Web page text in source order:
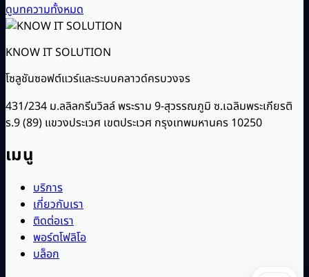
ดูบทความทั้งหมด
KNOW IT SOLUTION
โซลูชันซอฟต์แวร์และระบบคลาวด์ครบวงจร
431/234 ม.ลลิลกรีนวิลล์ พระราม 9-สุวรรณภูมิ ซ.เฉลิมพระเกียรติ
ร.9 (89) แขวงประเวศ เขตประเวศ กรุงเทพมหานคร 10250
เมนู
บริการ
เกี่ยวกับเรา
ติดต่อเรา
พอร์ตโฟลิโอ
บล็อก